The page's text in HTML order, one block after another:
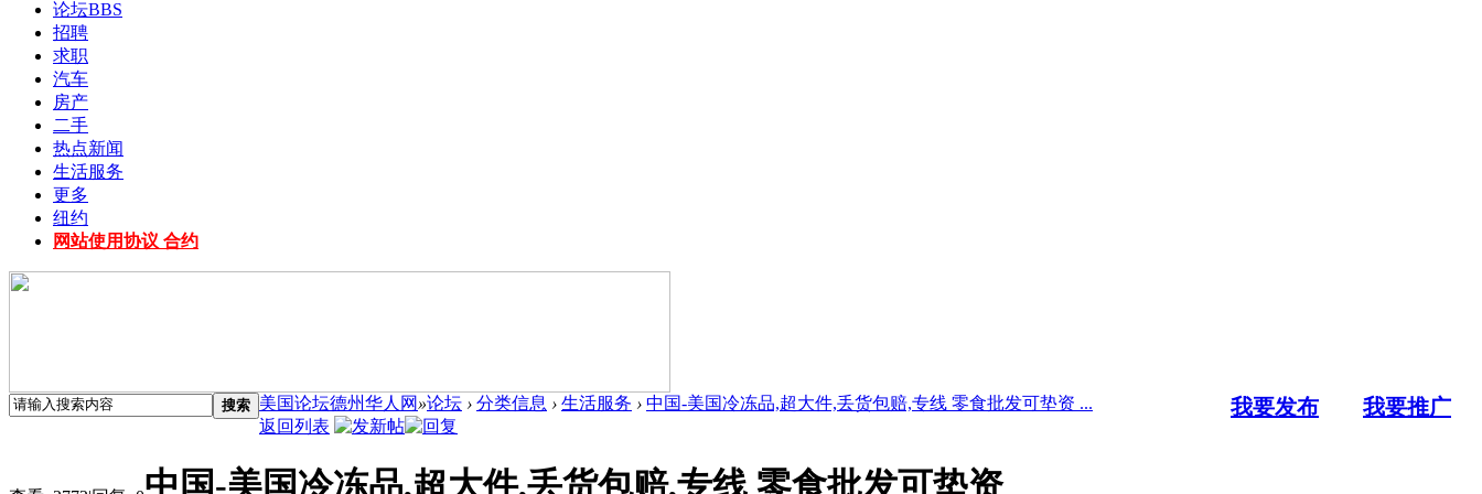
论坛BBS
招聘
求职
汽车
房产
二手
热点新闻
生活服务
更多
纽约
网站使用协议 合约
搜索 我要发布 我要推广
美国论坛德州华人网 »论坛 › 分类信息 › 生活服务 › 中国-美国冷冻品,超大件,丢货包赔,专线 零食批发可垫资 ...
返回列表
中国-美国冷冻品,超大件,丢货包赔,专线 零食批发可垫资